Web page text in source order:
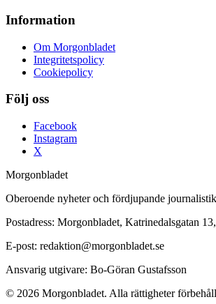
Information
Om Morgonbladet
Integritetspolicy
Cookiepolicy
Följ oss
Facebook
Instagram
X
Morgonbladet
Oberoende nyheter och fördjupande journalistik
Postadress: Morgonbladet, Katrinedalsgatan
E-post: redaktion@morgonbladet.se
Ansvarig utgivare: Bo-Göran Gustafsson
© 2026 Morgonbladet. Alla rättigheter